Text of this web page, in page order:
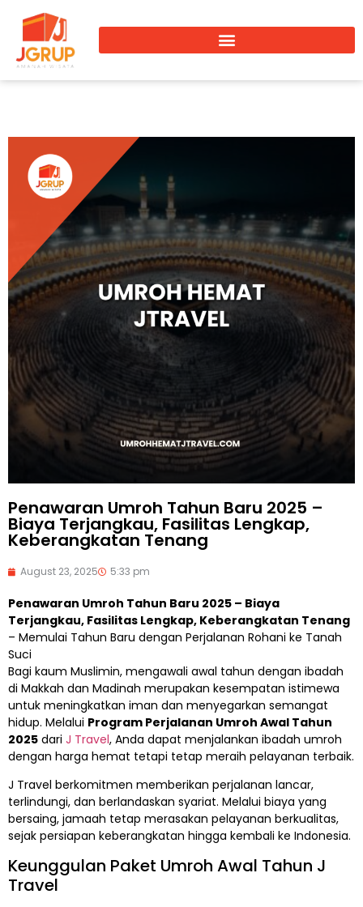
Penawaran Umroh Tahun Baru 2025 –
Biaya Terjangkau, Fasilitas Lengkap,
Keberangkatan Tenang
August 23, 2025 5:33 pm
Penawaran Umroh Tahun Baru 2025 – Biaya
Terjangkau, Fasilitas Lengkap, Keberangkatan Tenang
– Memulai Tahun Baru dengan Perjalanan Rohani ke Tanah
Suci
Bagi kaum Muslimin, mengawali awal tahun dengan ibadah
di Makkah dan Madinah merupakan kesempatan istimewa
untuk meningkatkan iman dan menyegarkan semangat
hidup. Melalui Program Perjalanan Umroh Awal Tahun
2025 dari J Travel, Anda dapat menjalankan ibadah umroh
dengan harga hemat tetapi tetap meraih pelayanan terbaik.
J Travel berkomitmen memberikan perjalanan lancar,
terlindungi, dan berlandaskan syariat. Melalui biaya yang
bersaing, jamaah tetap merasakan pelayanan berkualitas,
sejak persiapan keberangkatan hingga kembali ke Indonesia.
Keunggulan Paket Umroh Awal Tahun J
Travel